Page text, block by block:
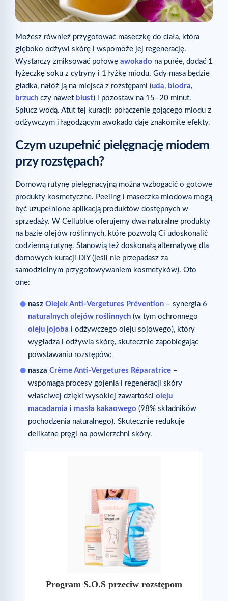
Możesz również przygotować maseczkę do ciała, która
głęboko odżywi skórę i wspomoże jej regenerację.
Wystarczy zmiksować połowę awokado na purée, dodać 1
łyżeczkę soku z cytryny i 1 łyżkę miodu. Gdy masa będzie
gładka, nałóż ją na miejsca z rozstępami (uda, biodra,
brzuch czy nawet biust) i pozostaw na 15–20 minut.
Spłucz wodą. Atut tej kuracji: połączenie gojącego miodu z
odżywczym i łagodzącym awokado daje znakomite efekty.
Czym uzupełnić pielęgnację miodem
przy rozstępach?
Domową rutynę pielęgnacyjną można wzbogacić o gotowe
produkty kosmetyczne. Peeling i maseczka miodowa mogą
być uzupełnione aplikacją produktów dostępnych w
sprzedaży. W Cellublue oferujemy dwa naturalne produkty
na bazie olejów roślinnych, które pozwolą Ci udoskonalić
codzienną rutynę. Stanowią też doskonałą alternatywę dla
domowych kuracji DIY (jeśli nie przepadasz za
samodzielnym przygotowywaniem kosmetyków). Oto
one:
nasz Olejek Anti-Vergetures Prévention – synergia 6
naturalnych olejów roślinnych (w tym ochronnego
oleju jojoba i odżywczego oleju sojowego), który
wygładza i odżywia skórę, skutecznie zapobiegając
powstawaniu rozstępów;
nasza Crème Anti-Vergetures Réparatrice –
wspomaga procesy gojenia i regeneracji skóry
właściwej dzięki wysokiej zawartości oleju
macadamia i masła kakaowego (98% składników
pochodzenia naturalnego). Skutecznie redukuje
delikatne pręgi na powierzchni skóry.
Program S.O.S przeciw rozstępom